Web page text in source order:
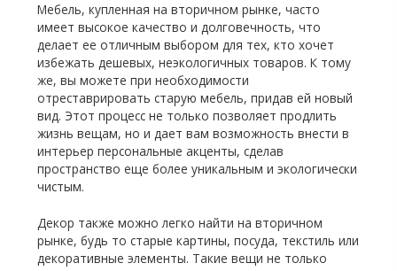
Мебель, купленная на вторичном рынке, часто
имеет высокое качество и долговечность, что
делает ее отличным выбором для тех, кто хочет
избежать дешевых, неэкологичных товаров. К тому
же, вы можете при необходимости
отреставрировать старую мебель, придав ей новый
вид. Этот процесс не только позволяет продлить
жизнь вещам, но и дает вам возможность внести в
интерьер персональные акценты, сделав
пространство еще более уникальным и экологически
чистым.
Декор также можно легко найти на вторичном
рынке, будь то старые картины, посуда, текстиль или
декоративные элементы. Такие вещи не только